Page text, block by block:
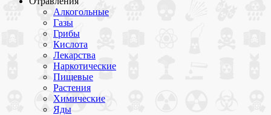
Алкогольные
Газы
Грибы
Кислота
Лекарства
Наркотические
Пищевые
Растения
Химические
Яды